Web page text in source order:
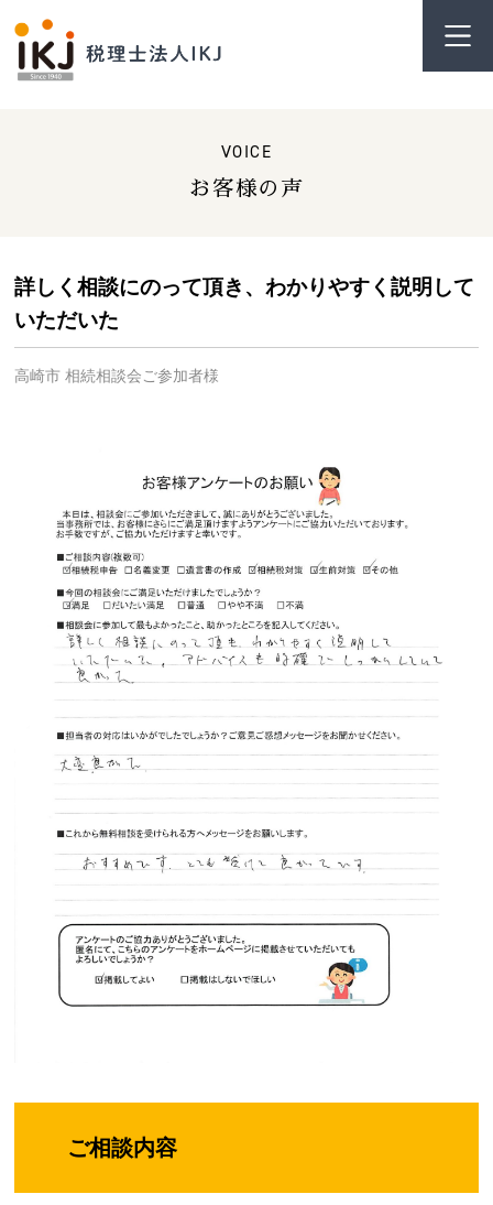
VOICE
お客様の声
詳しく相談にのって頂き、わかりやすく説明して
いただいた
高崎市 相続相談会ご参加者様
ご相談内容